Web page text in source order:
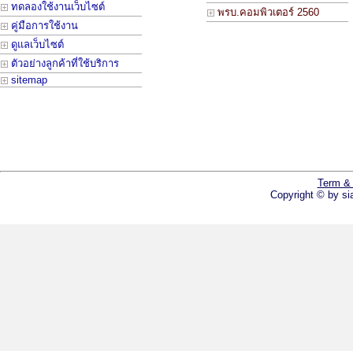
ทดลองใช้งานเว็บไซต์
คู่มือการใช้งาน
ดูแลเว็บไซต์
ตัวอย่างลูกค้าที่ใช้บริการ
sitemap
พรบ.คอมพิวเตอร์ 2560
Term
Copyright © by